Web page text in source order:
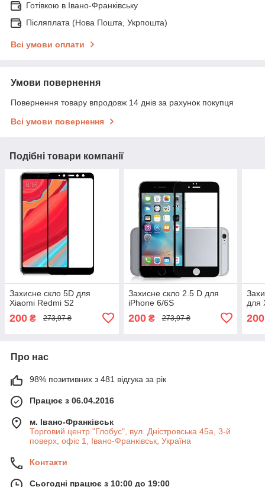
Готівкою в Івано-Франківську
Післяплата (Нова Пошта, Укрпошта)
Всі умови оплати
Умови повернення
Повернення товару впродовж 14 днів за рахунок покупця
Всі умови повернення
Подібні товари компанії
Захисне скло 5D для
Xiaomi Redmi S2
200 ₴ 273,97 ₴
Захисне скло 2.5 D для
iPhone 6/6S
200₴ 273,97 ₴
для
200
Про нас
98% позитивних з 481 відгука за рік
Працює з 06.04.2016
м. Івано-Франківськ
Торговий центр "Глобус", вул. Дністровська 45а, 3-й
поверх, офіс 1, Івано-Франківськ, Україна
Контакти
Сьогодні працює з 10:00 до 19:00